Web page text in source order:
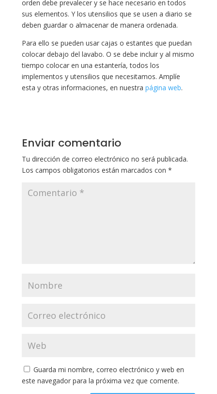
orden debe prevalecer y se hace necesario en todos
sus elementos. Y los utensilios que se usen a diario se
deben guardar o almacenar de manera ordenada.
Para ello se pueden usar cajas o estantes que puedan
colocar debajo del lavabo. O se debe incluir y al mismo
tiempo colocar en una estantería, todos los
implementos y utensilios que necesitamos. Amplíe
esta y otras informaciones, en nuestra página web.
Enviar comentario
Tu dirección de correo electrónico no será publicada.
Los campos obligatorios están marcados con *
Guarda mi nombre, correo electrónico y web en
este navegador para la próxima vez que comente.